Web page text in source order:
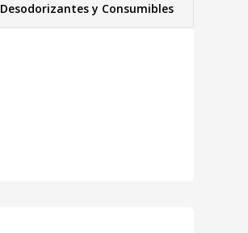
Desodorizantes y Consumibles